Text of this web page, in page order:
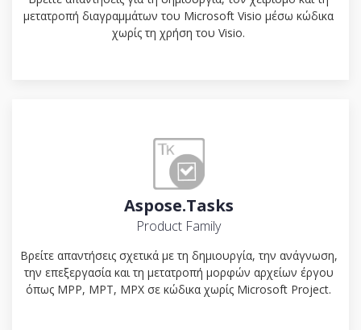
μετατροπή διαγραμμάτων του Microsoft Visio μέσω κώδικα
χωρίς τη χρήση του Visio.
Aspose.Tasks
Product Family
Βρείτε απαντήσεις σχετικά με τη δημιουργία, την ανάγνωση,
την επεξεργασία και τη μετατροπή μορφών αρχείων έργου
όπως MPP, MPT, MPX σε κώδικα χωρίς Microsoft Project.